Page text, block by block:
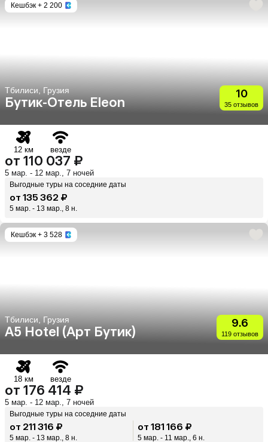
Кешбэк + 2 200
Тбилиси, Грузия
Бутик-Отель Eleon
10
35 отзывов
12 км везде
от 110 037 ₽
5 мар. - 12 мар., 7 ночей
Выгодные туры на соседние даты
от 135 362 ₽
5 мар. - 13 мар., 8 н.
Кешбэк + 3 528
Тбилиси, Грузия
A5 Hotel (Арт Бутик)
9.6
119 отзывов
18 км везде
от 176 414 ₽
5 мар. - 12 мар., 7 ночей
Выгодные туры на соседние даты
от 211 316 ₽
5 мар. - 13 мар., 8 н.
от 181 166 ₽
5 мар. - 11 мар., 6 н.